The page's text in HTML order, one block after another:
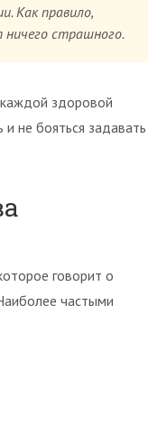
Как правило,
ничего страшного.
здоровой
не бояться задавать
говорит о
частыми